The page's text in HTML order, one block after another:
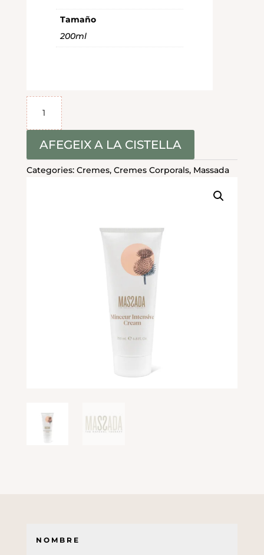
Tamaño
200ml
quantitat
de
MINCEUR
INTENSIVE
CREAM
AFEGEIX A LA CISTELLA
Categories: Cremes, Cremes Corporals, Massada